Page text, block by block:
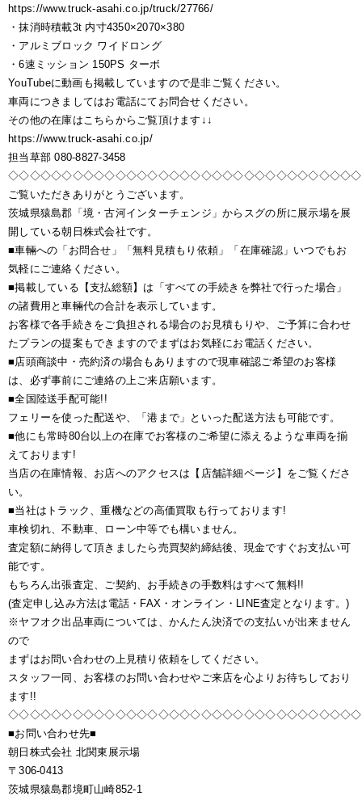
https://www.truck-asahi.co.jp/truck/27766/
・抹消時積載3t 内寸4350×2070×380
・アルミブロック ワイドロング
・6速ミッション 150PS ターボ
YouTubeに動画も掲載していますので是非ご覧ください。
車両につきましてはお電話にてお問合せください。
その他の在庫はこちらからご覧頂けます↓↓
https://www.truck-asahi.co.jp/
担当草部 080-8827-3458
ご覧いただきありがとうございます。
茨城県猿島郡「境・古河インターチェンジ」からスグの所に展示場を展
開している朝日株式会社です。
■車輛への「お問合せ」「無料見積もり依頼」「在庫確認」いつでもお
気軽にご連絡ください。
■掲載している【支払総額】は「すべての手続きを弊社で行った場合」
の諸費用と車輛代の合計を表示しています。
お客様で各手続きをご負担される場合のお見積もりや、ご予算に合わせ
たプランの提案もできますのでまずはお気軽にお電話ください。
■店頭商談中・売約済の場合もありますので現車確認ご希望のお客様
は、必ず事前にご連絡の上ご来店願います。
■全国陸送手配可能!!
フェリーを使った配送や、「港まで」といった配送方法も可能です。
■他にも常時80台以上の在庫でお客様のご希望に添えるような車両を揃
えております!
当店の在庫情報、お店へのアクセスは【店舗詳細ページ】をご覧くださ
い。
■当社はトラック、重機などの高価買取も行っております!
車検切れ、不動車、ローン中等でも構いません。
査定額に納得して頂きましたら売買契約締結後、現金ですぐお支払い可
能です。
もちろん出張査定、ご契約、お手続きの手数料はすべて無料!!
(査定申し込み方法は電話・FAX・オンライン・LINE査定となります。)
※ヤフオク出品車両については、かんたん決済での支払いが出来ません
ので
まずはお問い合わせの上見積り依頼をしてください。
スタッフ一同、お客様のお問い合わせやご来店を心よりお待ちしており
ます!!
■お問い合わせ先■
朝日株式会社 北関東展示場
〒306-0413
茨城県猿島郡境町山崎852-1